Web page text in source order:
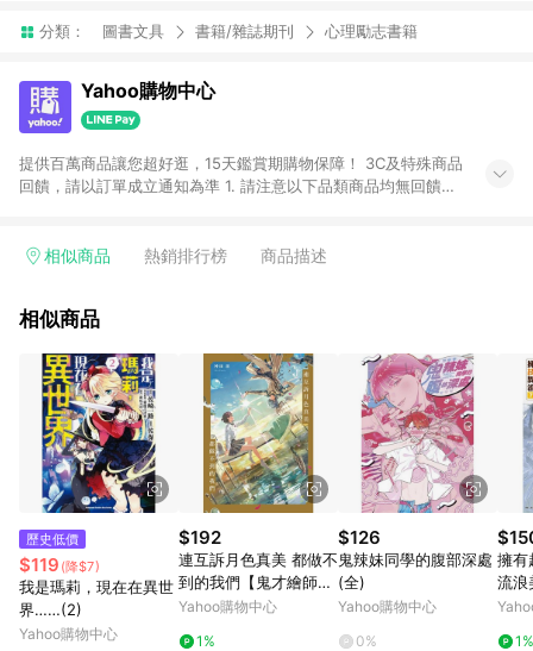
分類： 圖書文具 書籍/雜誌期刊 心理勵志書籍
Yahoo購物中心
提供百萬商品讓您超好逛，15天鑑賞期購物保障！ 3C及特殊商品
回饋，請以訂單成立通知為準 1. 請注意以下品類商品均無回饋：
電玩/遊戲/相機/單眼/鏡頭/拍立得 [2024/6/1起適用] -內接硬
的購回饋活動享Yahoo超贈點回饋者 - 購物中心商店之商品：商
3. 訂單回饋金額將扣除運費/購物金/超贈點/福利金/紅利折抵/折
價券等虛擬貨幣折抵 4. 大宗採購或批發轉賣不具回饋資格： 如
有相關事證認定您為大宗採購、批發轉賣而非最終消費使用者，
相關認定以Yahoo購物中心之認定為準
相似商品 熱銷排行榜 商品描述
相似商品
歷史低價
$119 (降$7)
我是瑪莉，現在在異世
界……(2)
Yahoo購物中心
$192
連互訴月色真美 都做不
到的我們【鬼才繪師O
OI唯美插畫紀念版】_R
Yahoo購物中心
1%
$126
鬼辣妹同學的腹部深處
(全)
Yahoo購物中心
0%
擁有
流浪
oo
1%